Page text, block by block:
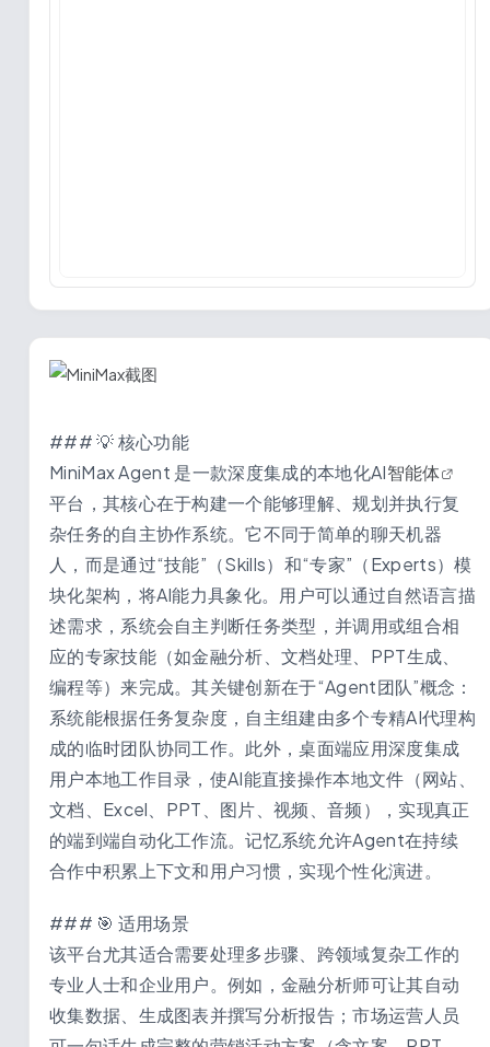
### 💡 核心功能
MiniMax Agent 是一款深度集成的本地化AI智能体
平台，其核心在于构建一个能够理解、规划并执行复
杂任务的自主协作系统。它不同于简单的聊天机器
人，而是通过“技能”（Skills）和“专家”（Experts）模
块化架构，将AI能力具象化。用户可以通过自然语言描
述需求，系统会自主判断任务类型，并调用或组合相
应的专家技能（如金融分析、文档处理、PPT生成、
编程等）来完成。其关键创新在于“Agent团队”概念：
系统能根据任务复杂度，自主组建由多个专精AI代理构
成的临时团队协同工作。此外，桌面端应用深度集成
用户本地工作目录，使AI能直接操作本地文件（网站、
文档、Excel、PPT、图片、视频、音频），实现真正
的端到端自动化工作流。记忆系统允许Agent在持续
合作中积累上下文和用户习惯，实现个性化演进。
### 🎯 适用场景
该平台尤其适合需要处理多步骤、跨领域复杂工作的
专业人士和企业用户。例如，金融分析师可让其自动
收集数据、生成图表并撰写分析报告；市场运营人员